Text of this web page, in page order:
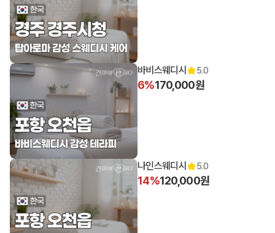
바비스웨디시 5.0
6%170,000원
나인스웨디시 5.0
14%120,000원